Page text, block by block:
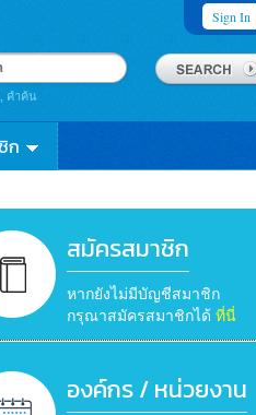
Sign In
คำค้น
ก
สมัครสมาชิก
หากยังไม่มีบัญชีสมาชิก
กรุณาสมัครสมาชิกได้ ที่นี่
องค์กร / หน่วยงาน